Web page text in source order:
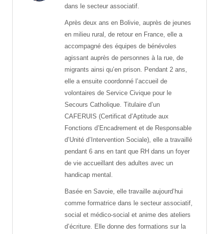
dans le secteur associatif.
Après deux ans en Bolivie, auprès de jeunes
en milieu rural, de retour en France, elle a
accompagné des équipes de bénévoles
agissant auprès de personnes à la rue, de
migrants ainsi qu’en prison. Pendant 2 ans,
elle a ensuite coordonné l’accueil de
volontaires de Service Civique pour le
Secours Catholique. Titulaire d’un
CAFERUIS (Certificat d’Aptitude aux
Fonctions d’Encadrement et de Responsable
d’Unité d’Intervention Sociale), elle a travaillé
pendant 6 ans en tant que RH dans un foyer
de vie accueillant des adultes avec un
handicap mental.
Basée en Savoie, elle travaille aujourd’hui
comme formatrice dans le secteur associatif,
social et médico-social et anime des ateliers
d’écriture. Elle donne des formations sur la